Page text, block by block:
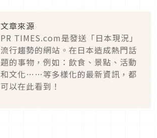
文章來源
PR TIMES.com是發送「日本現況」
流行趨勢的網站。在日本造成熱門話
題的事物，例如：飲食、景點、活動
和文化……等多樣化的最新資訊，都
可以在此看到！